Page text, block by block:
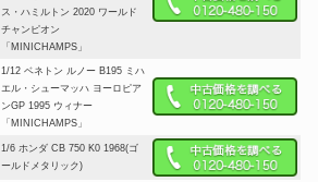
ス・ハミルトン 2020 ワールド
チャンピオン
「MINICHAMPS」
1/12 ベネトン ルノー B195 ミハ
エル・シューマッハ ヨーロピア
ンGP 1995 ウィナー
「MINICHAMPS」
1/6 ホンダ CB 750 K0 1968(ゴ
ールドメタリック)